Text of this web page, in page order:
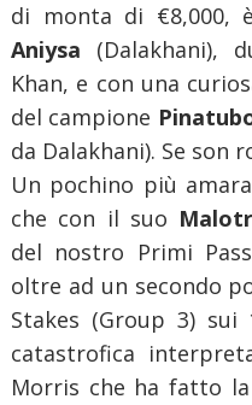
di monta di €8,000,
Aniysa (Dalakhani),
Khan, e con una
del campione
da Dalakhani). Se son
Un pochino più
che con il suo
del nostro Primi
oltre ad un secondo
Stakes (Group 3)
catastrofica
Morris che ha fatto